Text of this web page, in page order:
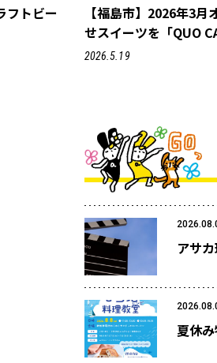
トビー
【福島市】2026年3
せスイーツを「QUO
2026.5.19
アサ
夏休